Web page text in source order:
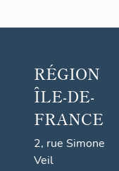
RÉGION
ÎLE-DE-
FRANCE
2, rue Simone
Veil